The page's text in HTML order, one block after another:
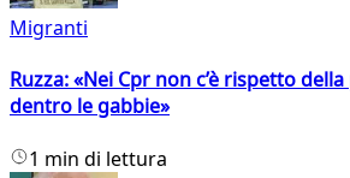
Migranti
Ruzza: «Nei Cpr non c’è rispetto
dentro le gabbie»
1 min di lettura